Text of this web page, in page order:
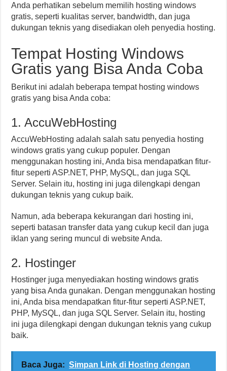
Anda perhatikan sebelum memilih hosting windows
gratis, seperti kualitas server, bandwidth, dan juga
dukungan teknis yang disediakan oleh penyedia hosting.
Tempat Hosting Windows
Gratis yang Bisa Anda Coba
Berikut ini adalah beberapa tempat hosting windows
gratis yang bisa Anda coba:
1. AccuWebHosting
AccuWebHosting adalah salah satu penyedia hosting
windows gratis yang cukup populer. Dengan
menggunakan hosting ini, Anda bisa mendapatkan fitur-
fitur seperti ASP.NET, PHP, MySQL, dan juga SQL
Server. Selain itu, hosting ini juga dilengkapi dengan
dukungan teknis yang cukup baik.
Namun, ada beberapa kekurangan dari hosting ini,
seperti batasan transfer data yang cukup kecil dan juga
iklan yang sering muncul di website Anda.
2. Hostinger
Hostinger juga menyediakan hosting windows gratis
yang bisa Anda gunakan. Dengan menggunakan hosting
ini, Anda bisa mendapatkan fitur-fitur seperti ASP.NET,
PHP, MySQL, dan juga SQL Server. Selain itu, hosting
ini juga dilengkapi dengan dukungan teknis yang cukup
baik.
Baca Juga: Simpan Link di Hosting dengan